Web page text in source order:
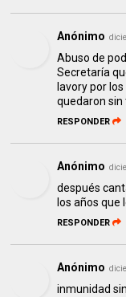
Anónimo
Abuso de
Secretaría
lavory por
quedaron sin
RESPONDER
Anónimo
después
los años
RESPONDER
Anónimo
inmunidad